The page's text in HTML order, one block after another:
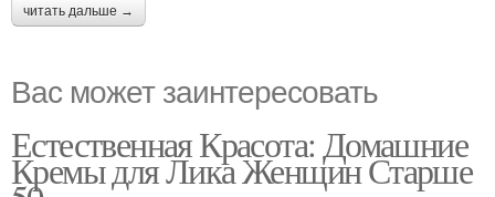
читать дальше →
Вас может заинтересовать
Естественная Красота: Домашние
Кремы для Лика Женщин Старше